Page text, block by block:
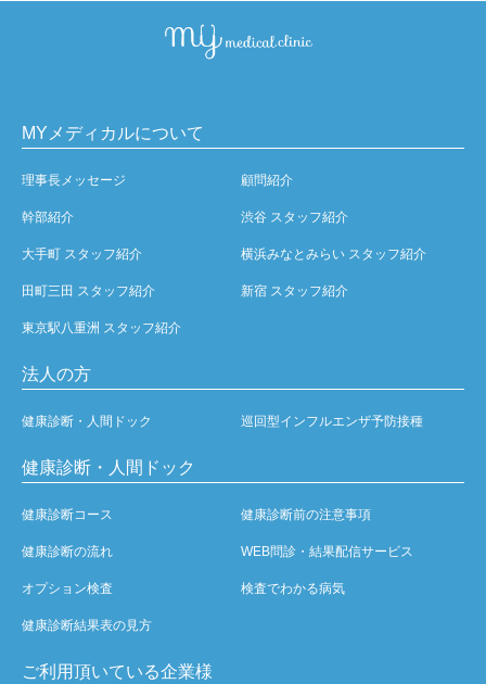
MYメディカルについて
理事長メッセージ 顧問紹介
幹部紹介 渋谷 スタッフ紹介
大手町 スタッフ紹介 横浜みなとみらい スタッフ紹介
田町三田 スタッフ紹介 新宿 スタッフ紹介
東京駅八重洲 スタッフ紹介
法人の方
健康診断・人間ドック 巡回型インフルエンザ予防接種
健康診断・人間ドック
健康診断コース 健康診断前の注意事項
健康診断の流れ WEB問診・結果配信サービス
オプション検査 検査でわかる病気
健康診断結果表の見方
ご利用頂いている企業様